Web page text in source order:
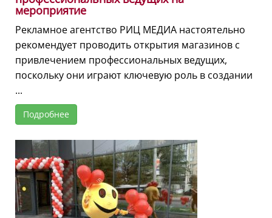
мероприятие
Рекламное агентство РИЦ МЕДИА настоятельно
рекомендует проводить открытия магазинов с
привлечением профессиональных ведущих,
поскольку они играют ключевую роль в создании
...
Подробнее